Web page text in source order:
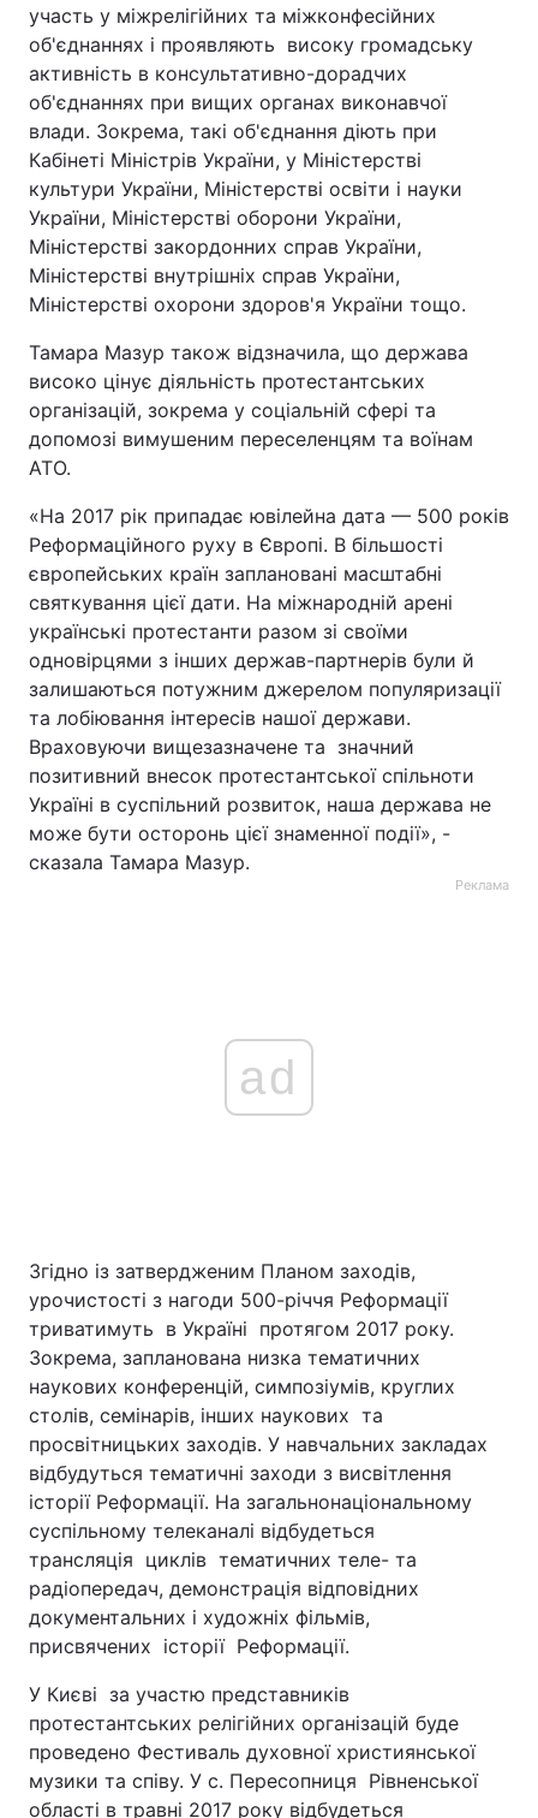
участь у міжрелігійних та міжконфесійних
об'єднаннях і проявляють високу громадську
активність в консультативно-дорадчих
об'єднаннях при вищих органах виконавчої
влади. Зокрема, такі об'єднання діють при
Кабінеті Міністрів України, у Міністерстві
культури України, Міністерстві освіти і науки
України, Міністерстві оборони України,
Міністерстві закордонних справ України,
Міністерстві внутрішніх справ України,
Міністерстві охорони здоров'я України тощо.
Тамара Мазур також відзначила, що держава
високо цінує діяльність протестантських
організацій, зокрема у соціальній сфері та
допомозі вимушеним переселенцям та воїнам
АТО.
«На 2017 рік припадає ювілейна дата — 500 років
Реформаційного руху в Європі. В більшості
європейських країн заплановані масштабні
святкування цієї дати. На міжнародній арені
українські протестанти разом зі своїми
одновірцями з інших держав-партнерів були й
залишаються потужним джерелом популяризації
та лобіювання інтересів нашої держави.
Враховуючи вищезазначене та значний
позитивний внесок протестантської спільноти
Україні в суспільний розвиток, наша держава не
може бути осторонь цієї знаменної події», -
сказала Тамара Мазур.
Реклама
ad
Згідно із затвердженим Планом заходів,
урочистості з нагоди 500-річчя Реформації
триватимуть в Україні протягом 2017 року.
Зокрема, запланована низка тематичних
наукових конференцій, симпозіумів, круглих
столів, семінарів, інших наукових та
просвітницьких заходів. У навчальних закладах
відбудуться тематичні заходи з висвітлення
історії Реформації. На загальнонаціональному
суспільному телеканалі відбудеться
трансляція циклів тематичних теле- та
радіопередач, демонстрація відповідних
документальних і художніх фільмів,
присвячених історії Реформації.
У Києві за участю представників
протестантських релігійних організацій буде
проведено Фестиваль духовної християнської
музики та співу. У с. Пересопниця Рівненської
області в травні 2017 року відбудеться